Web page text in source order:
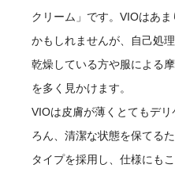
クリーム」です。VIOはあ
かもしれませんが、自己処
乾燥している方や服による
を多く見かけます。
VIOは皮膚が薄くとてもデ
ろん、清潔な状態を保てる
タイプを採用し、仕様にも